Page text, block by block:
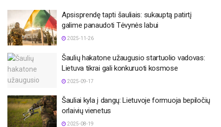
Apsisprendę tapti šauliais: sukauptą patirtį
galime panaudoti Tėvynės labui
2025-11-26
Šaulių hakatone užaugusio startuolio vadovas:
Lietuva tikrai gali konkuruoti kosmose
2025-09-17
Šauliai kyla į dangų: Lietuvoje formuoja bepiločių
orlaivių vienetus
2025-08-19